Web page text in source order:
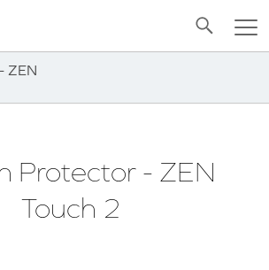
ZEN
Protector - ZEN
Touch 2